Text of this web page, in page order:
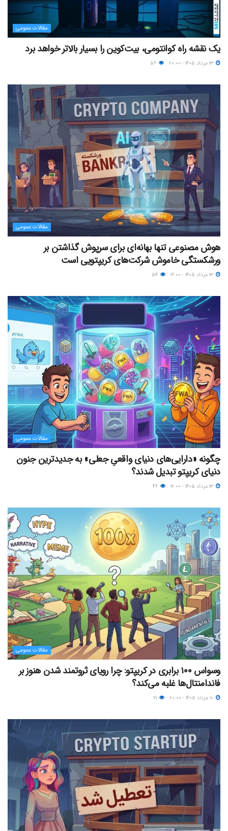
مقالات عمومی
یک نقشه راه کوانتومی، بیت‌کوین را بسیار بالاتر خواهد برد
مقالات عمومی
هوش مصنوعی تنها بهانه‌ای برای سرپوش گذاشتن بر
ورشکستگی خاموش شرکت‌های کریپتویی است
مقالات عمومی
چگونه «دارایی‌های دنیای واقعیِ جعلی» به جدیدترین جنون
دنیای کریپتو تبدیل شدند؟
مقالات عمومی
وسواس ۱۰۰ برابری در کریپتو: چرا رویای ثروتمند شدن هنوز بر
فاندامنتال‌ها غلبه می‌کند؟